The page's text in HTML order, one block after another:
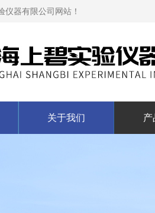
仪器有限公司网站！
关于我们 产